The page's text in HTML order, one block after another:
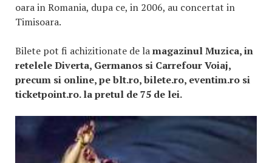
oara in Romania, dupa ce, in 2006, au concertat in
Timisoara.
Bilete pot fi achizitionate de lamagazinul Muzica, in
retelele Diverta, Germanos si Carrefour Voiaj,
precum si online, pe blt.ro, bilete.ro, eventim.ro si
ticketpoint.ro. la pretul de 75 de lei.